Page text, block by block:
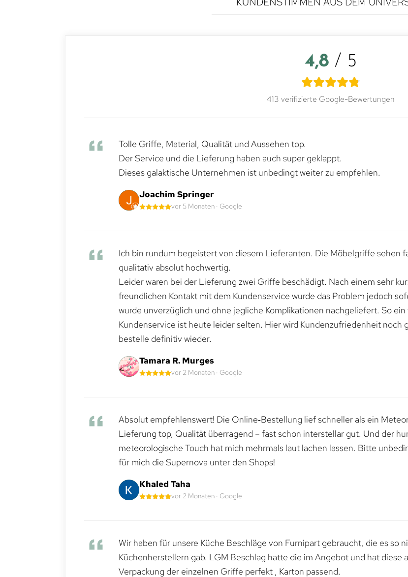
4,8 / 5
413 verifizierte Google-Bewertungen
Tolle Griffe, Material, Qualität und Aussehen top.
Der Service und die Lieferung haben auch super geklappt.
Dieses galaktische Unternehmen ist unbedingt weiter zu empfehlen.
Joachim Springer
vor 5 Monaten · Google
Ich bin rundum begeistert von diesem Lieferanten. Die Möbelgriffe sehen
qualitativ absolut hochwertig.
Leider waren bei der Lieferung zwei Griffe beschädigt. Nach einem sehr
freundlichen Kontakt mit dem Kundenservice wurde das Problem jedoch
wurde unverzüglich und ohne jegliche Komplikationen nachgeliefert. So
Kundenservice ist heute leider selten. Hier wird Kundenzufriedenheit noch
bestelle definitiv wieder.
Tamara R. Murges
vor 2 Monaten · Google
Absolut empfehlenswert! Die Online‑Bestellung lief schneller als ein
Lieferung top, Qualität überragend – fast schon interstellar gut. Und der
meteorologische Touch hat mich mehrmals laut lachen lassen. Bitte
für mich die Supernova unter den Shops!
Khaled Taha
vor 2 Monaten · Google
Wir haben für unsere Küche Beschläge von Furnipart gebraucht, die es so
Küchenherstellern gab. LGM Beschlag hatte die im Angebot und hat diese
Verpackung der einzelnen Griffe perfekt , Karton passend.